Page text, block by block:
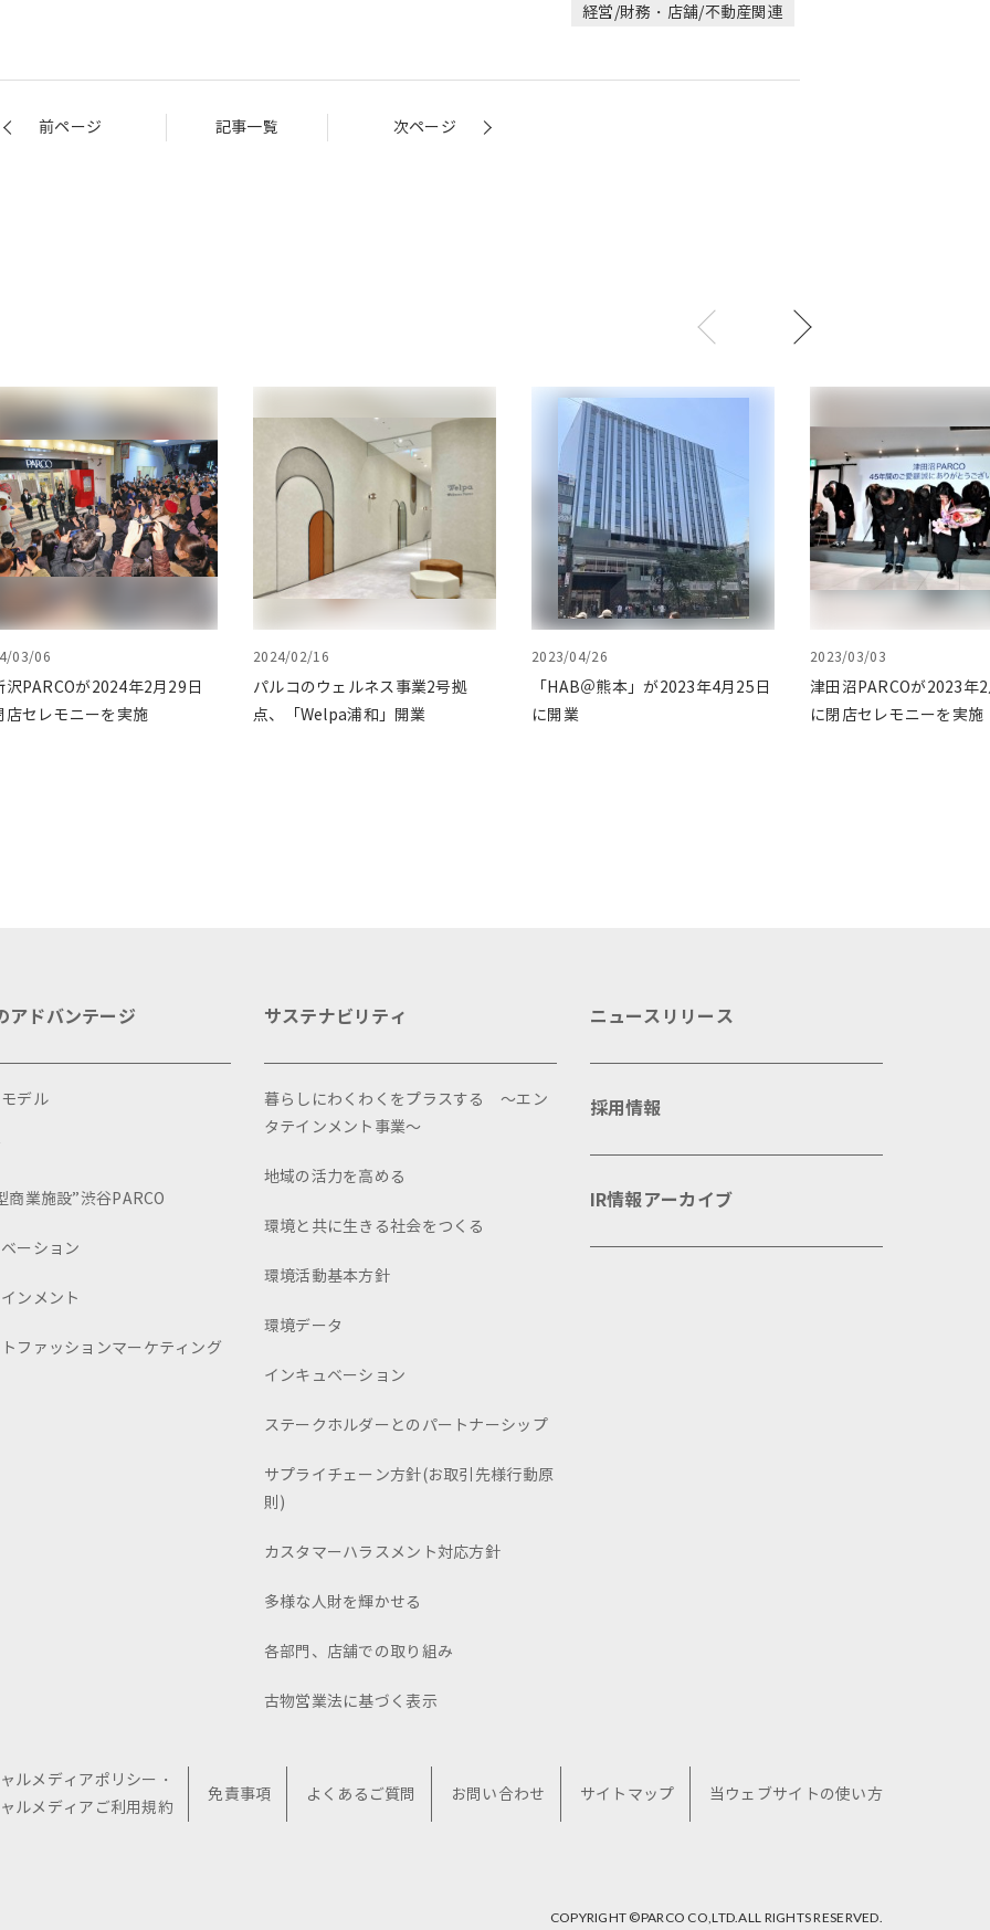
経営/財務・店舗/不動産関連
前ページ 記事一覧 次ページ
03/06
沢PARCOが2024年2月29日
店セレモニーを実施
2024/02/16
パルコのウェルネス事業2号拠
点、「Welpa浦和」開業
2023/04/26
「HAB＠熊本」が2023年4月25日
に開業
2023/03/03
津田沼PARCOが2023年
に閉店セレモニーを実施
アドバンテージ
デル
商業施設”渋谷PARCO
ーション
ンメント
ファッションマーケティング
サステナビリティ
暮らしにわくわくをプラスする ～エン
タテインメント事業～
地域の活力を高める
環境と共に生きる社会をつくる
環境活動基本方針
環境データ
インキュベーション
ステークホルダーとのパートナーシップ
サプライチェーン方針(お取引先様行動原
則)
カスタマーハラスメント対応方針
多様な人財を輝かせる
各部門、店舗での取り組み
古物営業法に基づく表示
ニュースリリース
採用情報
IR情報アーカイブ
ルメディアポリシー・
ルメディアご利用規約
免責事項 よくあるご質問 お問い合わせ サイトマップ 当ウェブサイトの使い方
COPYRIGHT ©︎PARCO CO,LTD.ALL RIGHTS RESERVED.